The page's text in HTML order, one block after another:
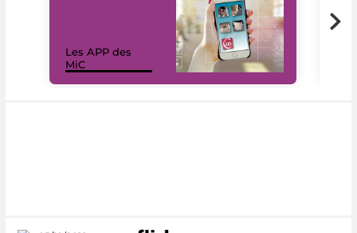
Les APP des
MiC